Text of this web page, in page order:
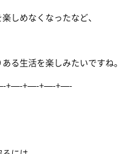
しめなくなったなど、
る生活を楽しみたいですね。
+—-+—-+—-+—-